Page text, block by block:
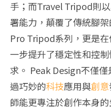
手；而Travel Tripod則
署能力，顛覆了傳統腳
Pro Tripod系列，更是
一步提升了穩定性和控
求。 Peak Design不僅
過巧妙的科技應用與創意
師能更專注於創作本身